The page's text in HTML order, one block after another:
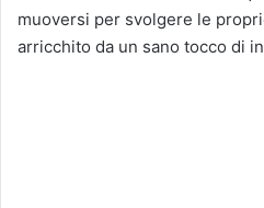
muoversi per svolgere le
arricchito da un sano tocco di